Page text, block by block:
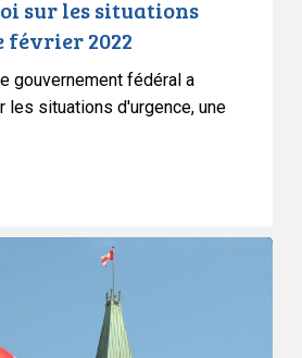
sur les situations
février 2022
gouvernement fédéral a
les situations d'urgence, une